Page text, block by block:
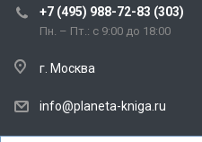
+7 (495) 988-72-83 (303)
Пн. – Пт.: с 9:00 до 18:00
г. Москва
info@planeta-kniga.ru